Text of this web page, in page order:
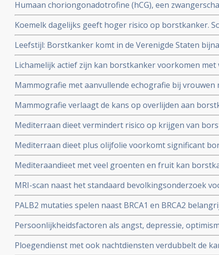
Humaan choriongonadotrofine (hCG), een
opmerkelijk effect op het genexpressieprofiel van
die geen anticonceptie gebruikten.
Koemelk dagelijks geeft hoger risico op borstkanker.
yoghurt en kaas geven geen hoger risico. Blijkt uit
onder ruim 50.000 vrouwen
Leefstijl: Borstkanker komt in de Verenigde Staten
Zuid-Amerika en wordt vooral veroorzaakt door
Lichamelijk actief zijn kan borstkanker voorkomen met
dit geldt alleen voor hormoongevoelige vormen van
Mammografie met aanvullende echografie bij
betere resultaten in vergelijking met mammografie
en in vergelijking met mammografie met echografie +
Mammografie verlaagt de kans op overlijden aan
aantal gevorderde borstkanker op 10-jaars meting in
geen mammografie hadden gehad.
Mediterraan dieet vermindert risico op krijgen van
meta-analyse van 18 studies.
Mediterraan dieet plus olijfolie voorkomt significant
agressieve vorm van borstkanker, blijkt uit
naar risico op hart- en vaatziektes bij vrouwen uit
Mediteraandieet met veel groenten en fruit kan
hormoongevoelige borstkanker (tot 40 procent)
overgang
MRI-scan naast het standaard bevolkingsonderzoek
en kan vrouwen met dicht borstweefsel helpen
vaker vals alarm
PALB2 mutaties spelen naast BRCA1 en BRCA2
borstkanker. Blijkt uit DNA studie onder ruim een
verder onderzoeken.
Persoonlijkheidsfactoren als angst, depressie,
het wel of niet krijgen van borstkanker, blijkt uit
Ploegendienst met ook nachtdiensten verdubbelt de